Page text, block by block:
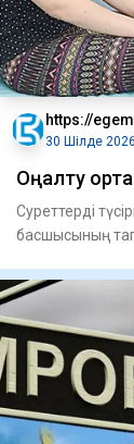
https://
30 Шілде
Оңалту
Суреттерді
басшысының